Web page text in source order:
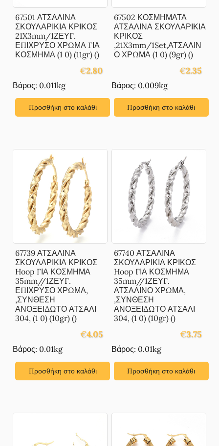
67501 ΑΤΣΑΛΙΝΑ
ΣΚΟΥΛΑΡΙΚΙΑ ΚΡΙΚΟΣ
21X3mm/1ΖΕΥΓ.
ΕΠΙΧΡΥΣΟ ΧΡΩΜΑ ΓΙΑ
ΚΟΣΜΗΜΑ (1 0) (11gr) ()
€2.80
Βάρος: 0.011kg
Προσθήκη στο καλάθι
67502 ΚΟΣΜΗΜΑΤΑ
ΑΤΣΑΛΙΝΑ ΣΚΟΥΛΑΡΙΚΙΑ
ΚΡΙΚΟΣ
,21X3mm/1Set,ΑΤΣΑΛΙΝ
Ο ΧΡΩΜΑ (1 0) (9gr) ()
€2.35
Βάρος: 0.009kg
Προσθήκη στο καλάθι
67739 ΑΤΣΑΛΙΝΑ
ΣΚΟΥΛΑΡΙΚΙΑ ΚΡΙΚΟΣ
Hoop ΓΙΑ ΚΟΣΜΗΜΑ
35mm//1ΖΕΥΓ.
ΕΠΙΧΡΥΣΟ ΧΡΩΜΑ,
,ΣΥΝΘΕΣΗ
ΑΝΟΞΕΙΔΩΤΟ ΑΤΣΑΛΙ
304, (1 0) (10gr) ()
€4.05
Βάρος: 0.01kg
Προσθήκη στο καλάθι
67740 ΑΤΣΑΛΙΝΑ
ΣΚΟΥΛΑΡΙΚΙΑ ΚΡΙΚΟΣ
Hoop ΓΙΑ ΚΟΣΜΗΜΑ
35mm//1ΖΕΥΓ.
ΑΤΣΑΛΙΝΟ ΧΡΩΜΑ,
,ΣΥΝΘΕΣΗ
ΑΝΟΞΕΙΔΩΤΟ ΑΤΣΑΛΙ
304, (1 0) (10gr) ()
€3.75
Βάρος: 0.01kg
Προσθήκη στο καλάθι